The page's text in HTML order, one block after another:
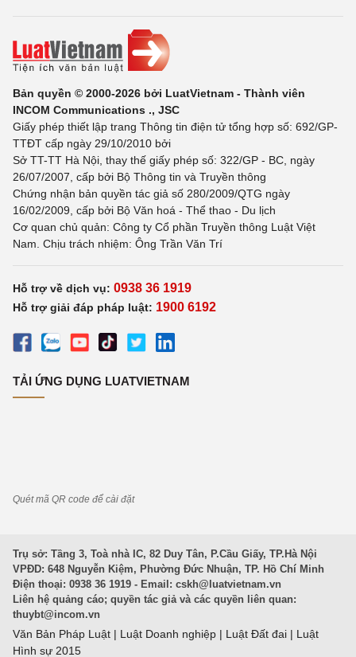
Bản quyền © 2000-2026 bởi LuatVietnam - Thành viên
INCOM Communications ., JSC
Giấy phép thiết lập trang Thông tin điện tử tổng hợp số: 692/GP-
TTĐT cấp ngày 29/10/2010 bởi
Sở TT-TT Hà Nội, thay thế giấy phép số: 322/GP - BC, ngày
26/07/2007, cấp bởi Bộ Thông tin và Truyền thông
Chứng nhận bản quyền tác giả số 280/2009/QTG ngày
16/02/2009, cấp bởi Bộ Văn hoá - Thể thao - Du lịch
Cơ quan chủ quản: Công ty Cổ phần Truyền thông Luật Việt
Nam. Chịu trách nhiệm: Ông Trần Văn Trí
Hỗ trợ về dịch vụ: 0938 36 1919
Hỗ trợ giải đáp pháp luật: 1900 6192
TẢI ỨNG DỤNG LUATVIETNAM
Quét mã QR code để cài đặt
Trụ sở: Tầng 3, Toà nhà IC, 82 Duy Tân, P.Cầu Giấy, TP.Hà Nội
VPĐD: 648 Nguyễn Kiệm, Phường Đức Nhuận, TP. Hồ Chí Minh
Điện thoại: 0938 36 1919 - Email: cskh@luatvietnam.vn
Liên hệ quảng cáo; quyền tác giả và các quyền liên quan:
thuybt@incom.vn
Văn Bản Pháp Luật | Luật Doanh nghiệp | Luật Đất đai | Luật
Hình sự 2015